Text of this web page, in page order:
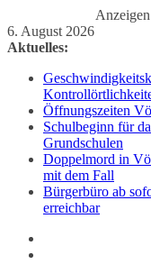
Zum
Inhalt
6. August 2026
Aktuelles:
Öffnungszeiten
Schulbeginn für
Grundschulen
Doppelmord in
mit dem Fall
Bürgerbüro ab
erreichbar